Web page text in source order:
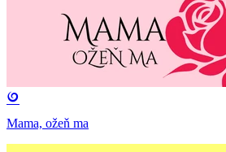
Mama, ožeň ma